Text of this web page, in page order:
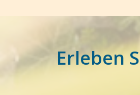
Erleben